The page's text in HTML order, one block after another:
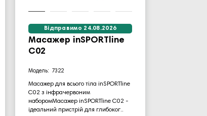
Відправимо 24.08.2026
Масажер inSPORTline
C02
7322
Масажер для всього тіла inSPORTline
C02 з інфрачервоним
наборомМасажер inSPORTline C02 -
ідеальний пристрій для глибоког..